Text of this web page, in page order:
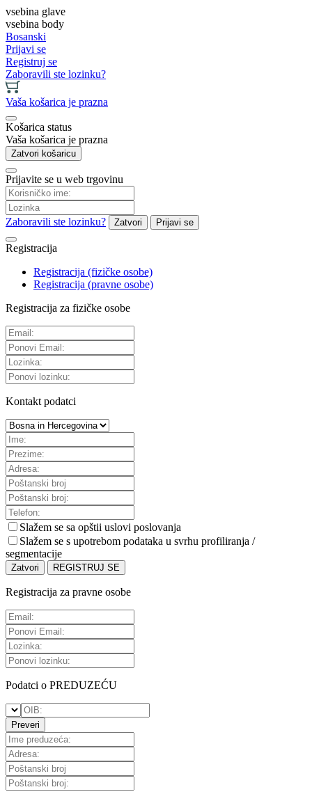
vsebina glave
vsebina body
Bosanski
Prijavi se
Registruj se
Zaboravili ste lozinku?
Vaša košarica je prazna
Košarica status
Vaša košarica je prazna
Zatvori košaricu
Prijavite se u web trgovinu
Zaboravili ste lozinku? Zatvori Prijavi se
Registracija
Registracija (fizičke osobe)
Registracija (pravne osobe)
Registracija za fizičke osobe
Kontakt podatci
Slažem se sa opštii uslovi poslovanja
Slažem se s upotrebom podataka u svrhu profiliranja /
segmentacije
Zatvori REGISTRUJ SE
Registracija za pravne osobe
Podatci o PREDUZEĆU
Preveri